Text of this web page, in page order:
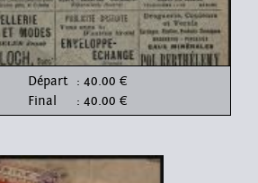
Départ : 40.00 €
Final
: 40.00 €